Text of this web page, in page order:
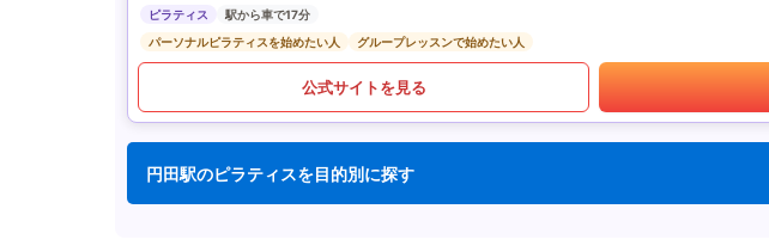
ピラティス
駅から車で17分
パーソナルピラティスを始めたい人
グループレッスンで始めたい人
公式サイトを見る
円田駅のピラティスを目的別に探す